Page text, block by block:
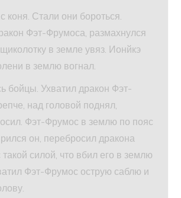
коня. Стали они бороться.
Фэт-Фрумоса, размахнулся
в земле увяз. Ионйкэ
в землю вогнал.
бойцы. Ухватил дракон Фэт-
над головой поднял,
Фэт-Фрумос в землю по пояс
он, перебросил дракона
такой силой, что вбил его в землю
Фэт-Фрумос острую саблю и